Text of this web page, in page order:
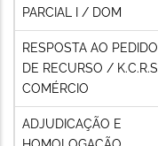
PARCIAL I / DOM
RESPOSTA AO PEDIDO
DE RECURSO / K.C.R.S
COMÉRCIO
ADJUDICAÇÃO E